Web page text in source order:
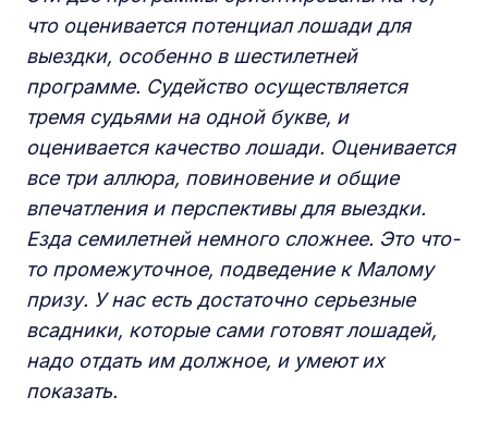
что оценивается потенциал лошади для
выездки, особенно в шестилетней
программе. Судейство осуществляется
тремя судьями на одной букве, и
оценивается качество лошади. Оценивается
все три аллюра, повиновение и общие
впечатления и перспективы для выездки.
Езда семилетней немного сложнее. Это что-
то промежуточное, подведение к Малому
призу. У нас есть достаточно серьезные
всадники, которые сами готовят лошадей,
надо отдать им должное, и умеют их
показать.